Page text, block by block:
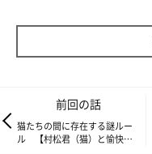
前回の話
猫たちの間に存在する謎ルー
ル 【村松君（猫）と愉快な